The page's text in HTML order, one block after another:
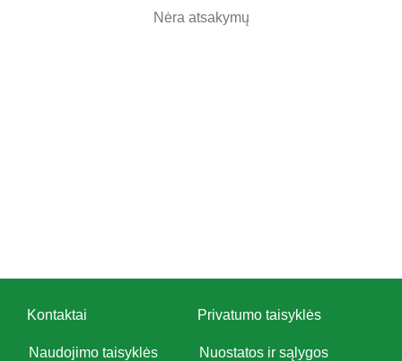
Nėra atsakymų
Kontaktai Privatumo taisyklės
Naudojimo taisyklės Nuostatos ir sąlygos